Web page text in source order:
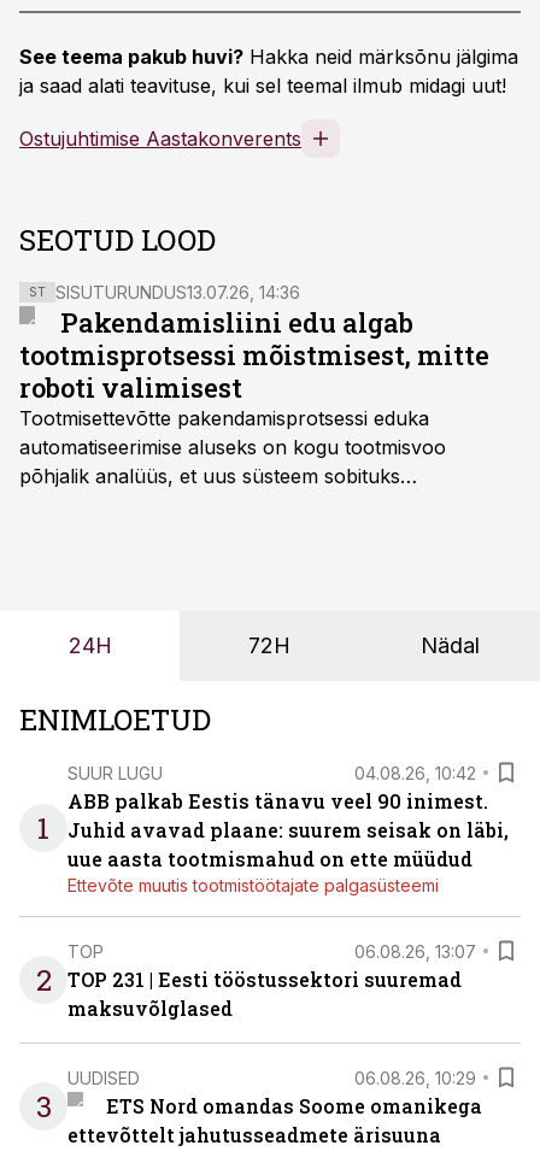
See teema pakub huvi? Hakka neid märksõnu jälgima
ja saad alati teavituse, kui sel teemal ilmub midagi uut!
Ostujuhtimise Aastakonverents
SEOTUD LOOD
ST SISUTURUNDUS13.07.26, 14:36
Pakendamisliini edu algab
tootmisprotsessi mõistmisest, mitte
roboti valimisest
Tootmisettevõtte pakendamisprotsessi eduka
automatiseerimise aluseks on kogu tootmisvoo
põhjalik analüüs, et uus süsteem sobituks
OÜ tegevjuht Sander Mitendorf.
24H 72H Nädal
ENIMLOETUD
1
SUUR LUGU 04.08.26, 10:42
ABB palkab Eestis tänavu veel 90 inimest.
Juhid avavad plaane: suurem seisak on läbi,
uue aasta tootmismahud on ette müüdud
Ettevõte muutis tootmistöötajate palgasüsteemi
2
TOP 06.08.26, 13:07
TOP 231 | Eesti tööstussektori suuremad
maksuvõlglased
3
UUDISED 06.08.26, 10:29
ETS Nord omandas Soome omanikega
ettevõttelt jahutusseadmete ärisuuna